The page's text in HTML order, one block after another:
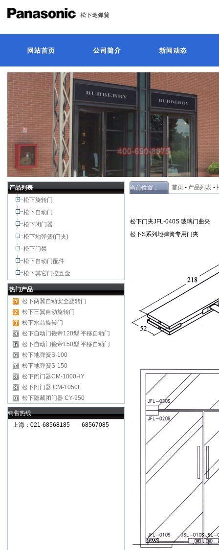
产品列表
松下旋转门
松下自动门
松下闭门器
松下地弹簧(门夹)
松下门禁
松下自动门配件
松下其它门控五金
热门产品
松下两翼自动安全旋转门
松下三翼自动旋转门
松下水晶旋转门
松下自动门锐帝120型 平移自动门
松下自动门锐帝150型 平移自动门
松下地弹簧S-100
松下地弹簧S-150
松下闭门器CM-1000HY
松下闭门器 CM-1050F
松下隐藏闭门器 CY-950
销售热线
上海：021-68568185 68567085
当前位置： 首页 - 产品列表 -
松下门夹JFL-040S 玻璃门曲夹
松下S系列地弹簧专用门夹